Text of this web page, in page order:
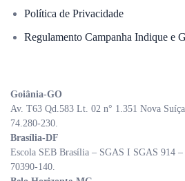
Política de Privacidade
Regulamento Campanha Indique e
Goiânia-GO
Av. T63 Qd.583 Lt. 02 n° 1.351 Nova
74.280-230.
Brasília-DF
Escola SEB Brasília – SGAS I SGAS 914
70390-140.